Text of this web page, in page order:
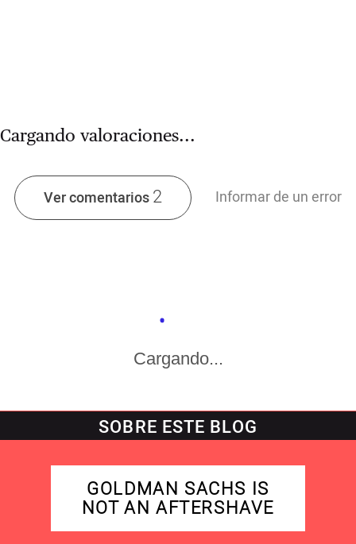
Cargando valoraciones...
Ver comentarios2 Informar de un error
Cargando...
SOBRE ESTE BLOG
GOLDMAN SACHS IS
NOT AN AFTERSHAVE